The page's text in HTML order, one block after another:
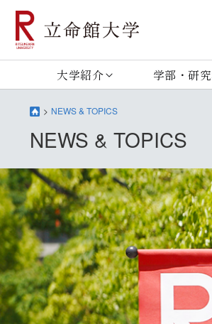
大学紹介 学部・研
NEWS & TOPICS
NEWS & TOPICS